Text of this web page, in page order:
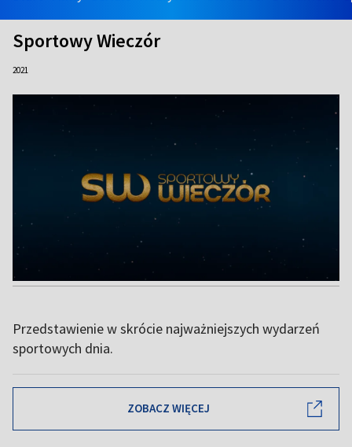
Sportowy Wieczór
2021
Przedstawienie w skrócie najważniejszych wydarzeń
sportowych dnia.
ZOBACZ WIĘCEJ